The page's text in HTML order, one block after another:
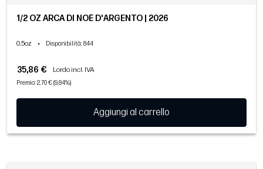
1/2 OZ ARCA DI NOÈ D'ARGENTO | 2026
0.5oz • Disponibilità: 844
35,86 € Lordo incl. IVA
Premio: 2,70 € (9,84%)
Aggiungi al carrello